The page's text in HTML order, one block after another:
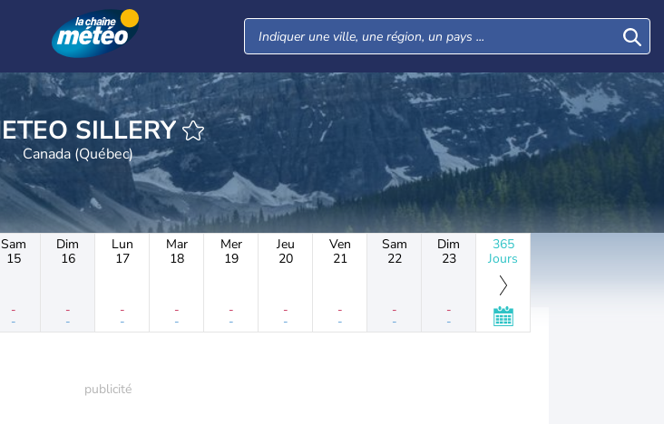
METEO SILLERY
Canada (Québec)
Sam
15
-
-
Dim
16
-
-
Lun
17
-
-
Mar
18
-
-
Mer
19
-
-
Jeu
20
-
-
Ven
21
-
-
Sam
22
-
-
Dim
23
-
-
365
Jours